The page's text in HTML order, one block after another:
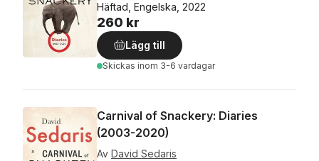
Häftad, Engelska, 2022
260 kr
Lägg till
Skickas inom 3-6 vardagar
Carnival of Snackery: Diaries
(2003-2020)
Av David Sedaris